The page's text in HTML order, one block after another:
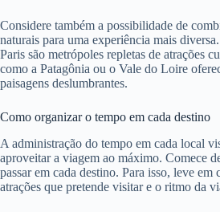
Considere também a possibilidade de
naturais para uma experiência mais
Paris são metrópoles repletas de atrações
como a Patagônia ou o Vale do Loire
paisagens deslumbrantes.
Como organizar o tempo em cada destino
A administração do tempo em cada local
aproveitar a viagem ao máximo. Comece
passar em cada destino. Para isso, leve em
atrações que pretende visitar e o ritmo da